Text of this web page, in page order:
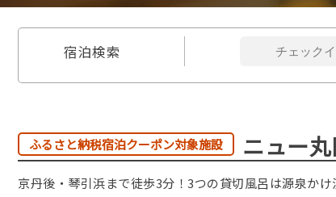
宿泊検索
ふるさと納税宿泊クーポン対象施設 ニュー
京丹後・琴引浜まで徒歩3分！3つの貸切風呂は源泉か